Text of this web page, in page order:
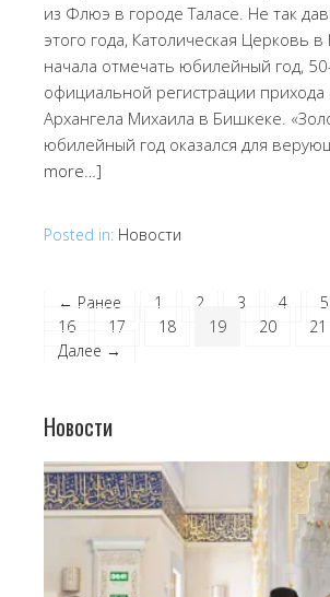
из Флюэ в городе Таласе. Не так
этого года, Католическая Церковь в
начала отмечать юбилейный год,
официальной регистрации прихода
Архангела Михаила в Бишкеке.
юбилейный год оказался для
more…]
Posted in: Новости
← Ранее 1 2 3 4 5
16
17 18 19 20 21
Далее →
Новости